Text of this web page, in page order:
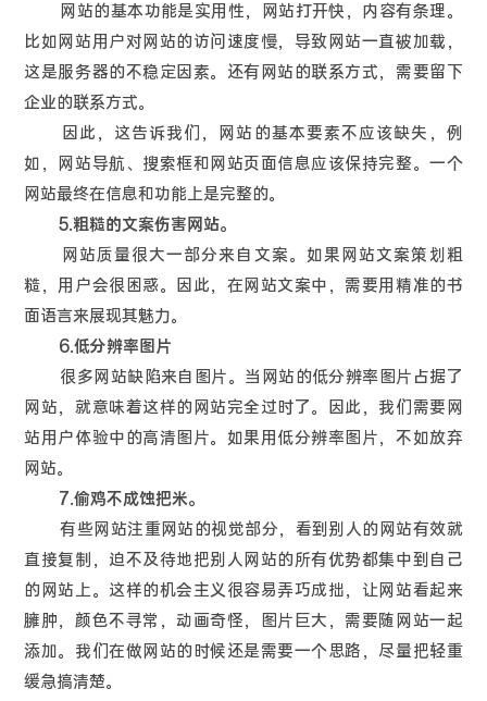
网站的基本功能是实用性，网站打开快，内容有条理。
比如网站用户对网站的访问速度慢，导致网站一直被加载，
这是服务器的不稳定因素。还有网站的联系方式，需要留下
企业的联系方式。
因此，这告诉我们，网站的基本要素不应该缺失，例
如，网站导航、搜索框和网站页面信息应该保持完整。一个
网站最终在信息和功能上是完整的。
5.粗糙的文案伤害网站。
网站质量很大一部分来自文案。如果网站文案策划粗
糙，用户会很困惑。因此，在网站文案中，需要用精准的书
面语言来展现其魅力。
6.低分辨率图片
很多网站缺陷来自图片。当网站的低分辨率图片占据了
网站，就意味着这样的网站完全过时了。因此，我们需要网
站用户体验中的高清图片。如果用低分辨率图片，不如放弃
网站。
7.偷鸡不成蚀把米。
有些网站注重网站的视觉部分，看到别人的网站有效就
直接复制，迫不及待地把别人网站的所有优势都集中到自己
的网站上。这样的机会主义很容易弄巧成拙，让网站看起来
臃肿，颜色不寻常，动画奇怪，图片巨大，需要随网站一起
添加。我们在做网站的时候还是需要一个思路，尽量把轻重
缓急搞清楚。